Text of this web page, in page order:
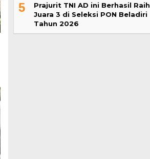
5
Prajurit TNI AD ini Berhasil Raih
Juara 3 di Seleksi PON Beladiri
Tahun 2026